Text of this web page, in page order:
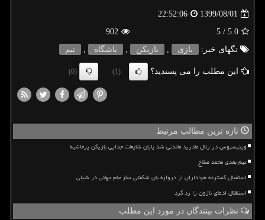
1399/08/01
22:52:06
5.0
/ 5
902
تگهای خبر:
بازی , بازیكن , باشگاه , تیم
این مطلب را می پسندید؟ (1)
(0)
تازه ترین مطالب مرتبط
وینیسیوس در رئال مادرید ماندنی شد پایان شایعات جدایی بازیکن پرحاشیه
تیم بعدی محمد صلاح
استقبال گسترده هواداران از دروازه بان شگفتی ساز جام جهانی در شیلی
استقلال ادعای نازون را رد کرد
نظرات بینندگان در مورد این مطلب